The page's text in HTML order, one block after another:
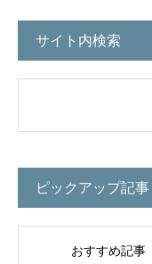
サイト内検索
ピックアップ記事
おすすめ記事